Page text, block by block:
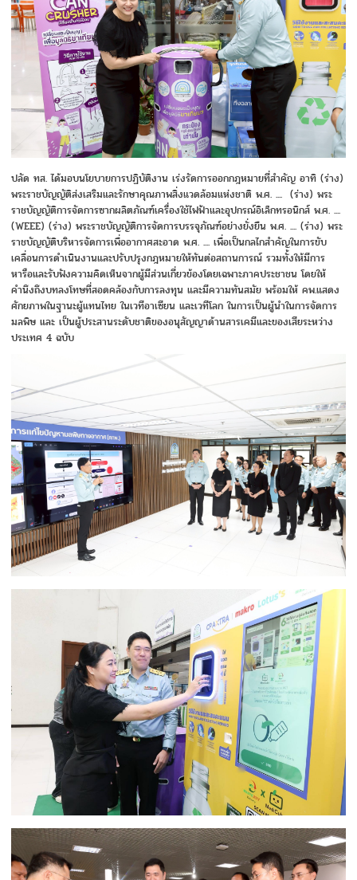
ปลัด ทส. ได้มอบนโยบายการปฏิบัติงาน เร่งรัดการออกกฎหมายที่สำคัญ อาทิ (ร่าง)
พระราชบัญญัติส่งเสริมและรักษาคุณภาพสิ่งแวดล้อมแห่งชาติ พ.ศ. .... (ร่าง) พระ
ราชบัญญัติการจัดการซากผลิตภัณฑ์เครื่องใช้ไฟฟ้าและอุปกรณ์อิเล็กทรอนิกส์ พ.ศ. ....
(WEEE) (ร่าง) พระราชบัญญัติการจัดการบรรจุภัณฑ์อย่างยั่งยืน พ.ศ. .... (ร่าง) พระ
ราชบัญญัติบริหารจัดการเพื่ออากาศสะอาด พ.ศ. .... เพื่อเป็นกลไกสำคัญในการขับ
เคลื่อนการดำเนินงานและปรับปรุงกฎหมายให้ทันต่อสถานการณ์ รวมทั้งให้มีการ
หารือและรับฟังความคิดเห็นจากผู้มีส่วนเกี่ยวข้องโดยเฉพาะภาคประชาชน โดยให้
คำนึงถึงบทลงโทษที่สอดคล้องกับการลงทุน และมีความทันสมัย พร้อมให้ คพ.แสดง
ศักยภาพในฐานะผู้แทนไทย ในเวทีอาเซียน และเวทีโลก ในการเป็นผู้นำในการจัดการ
มลพิษ และ เป็นผู้ประสานระดับชาติของอนุสัญญาด้านสารเคมีและของเสียระหว่าง
ประเทศ 4 ฉบับ